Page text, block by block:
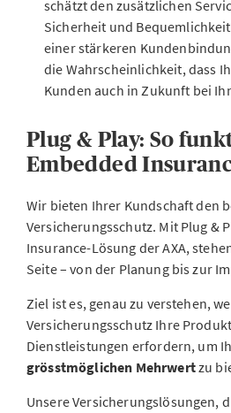
schätzt den zusätzlichen
Sicherheit und
einer stärkeren
die Wahrscheinlichkeit, dass
Kunden auch in Zukunft bei
Plug & Play: So
Embedded
Wir bieten Ihrer Kundschaft den
Versicherungsschutz. Mit Plug &
Insurance-Lösung der AXA,
Seite – von der Planung bis zur
Ziel ist es, genau zu verstehen,
Versicherungsschutz Ihre
Dienstleistungen erfordern, um
grösstmöglichen Mehrwertzu
Unsere Versicherungslösungen,